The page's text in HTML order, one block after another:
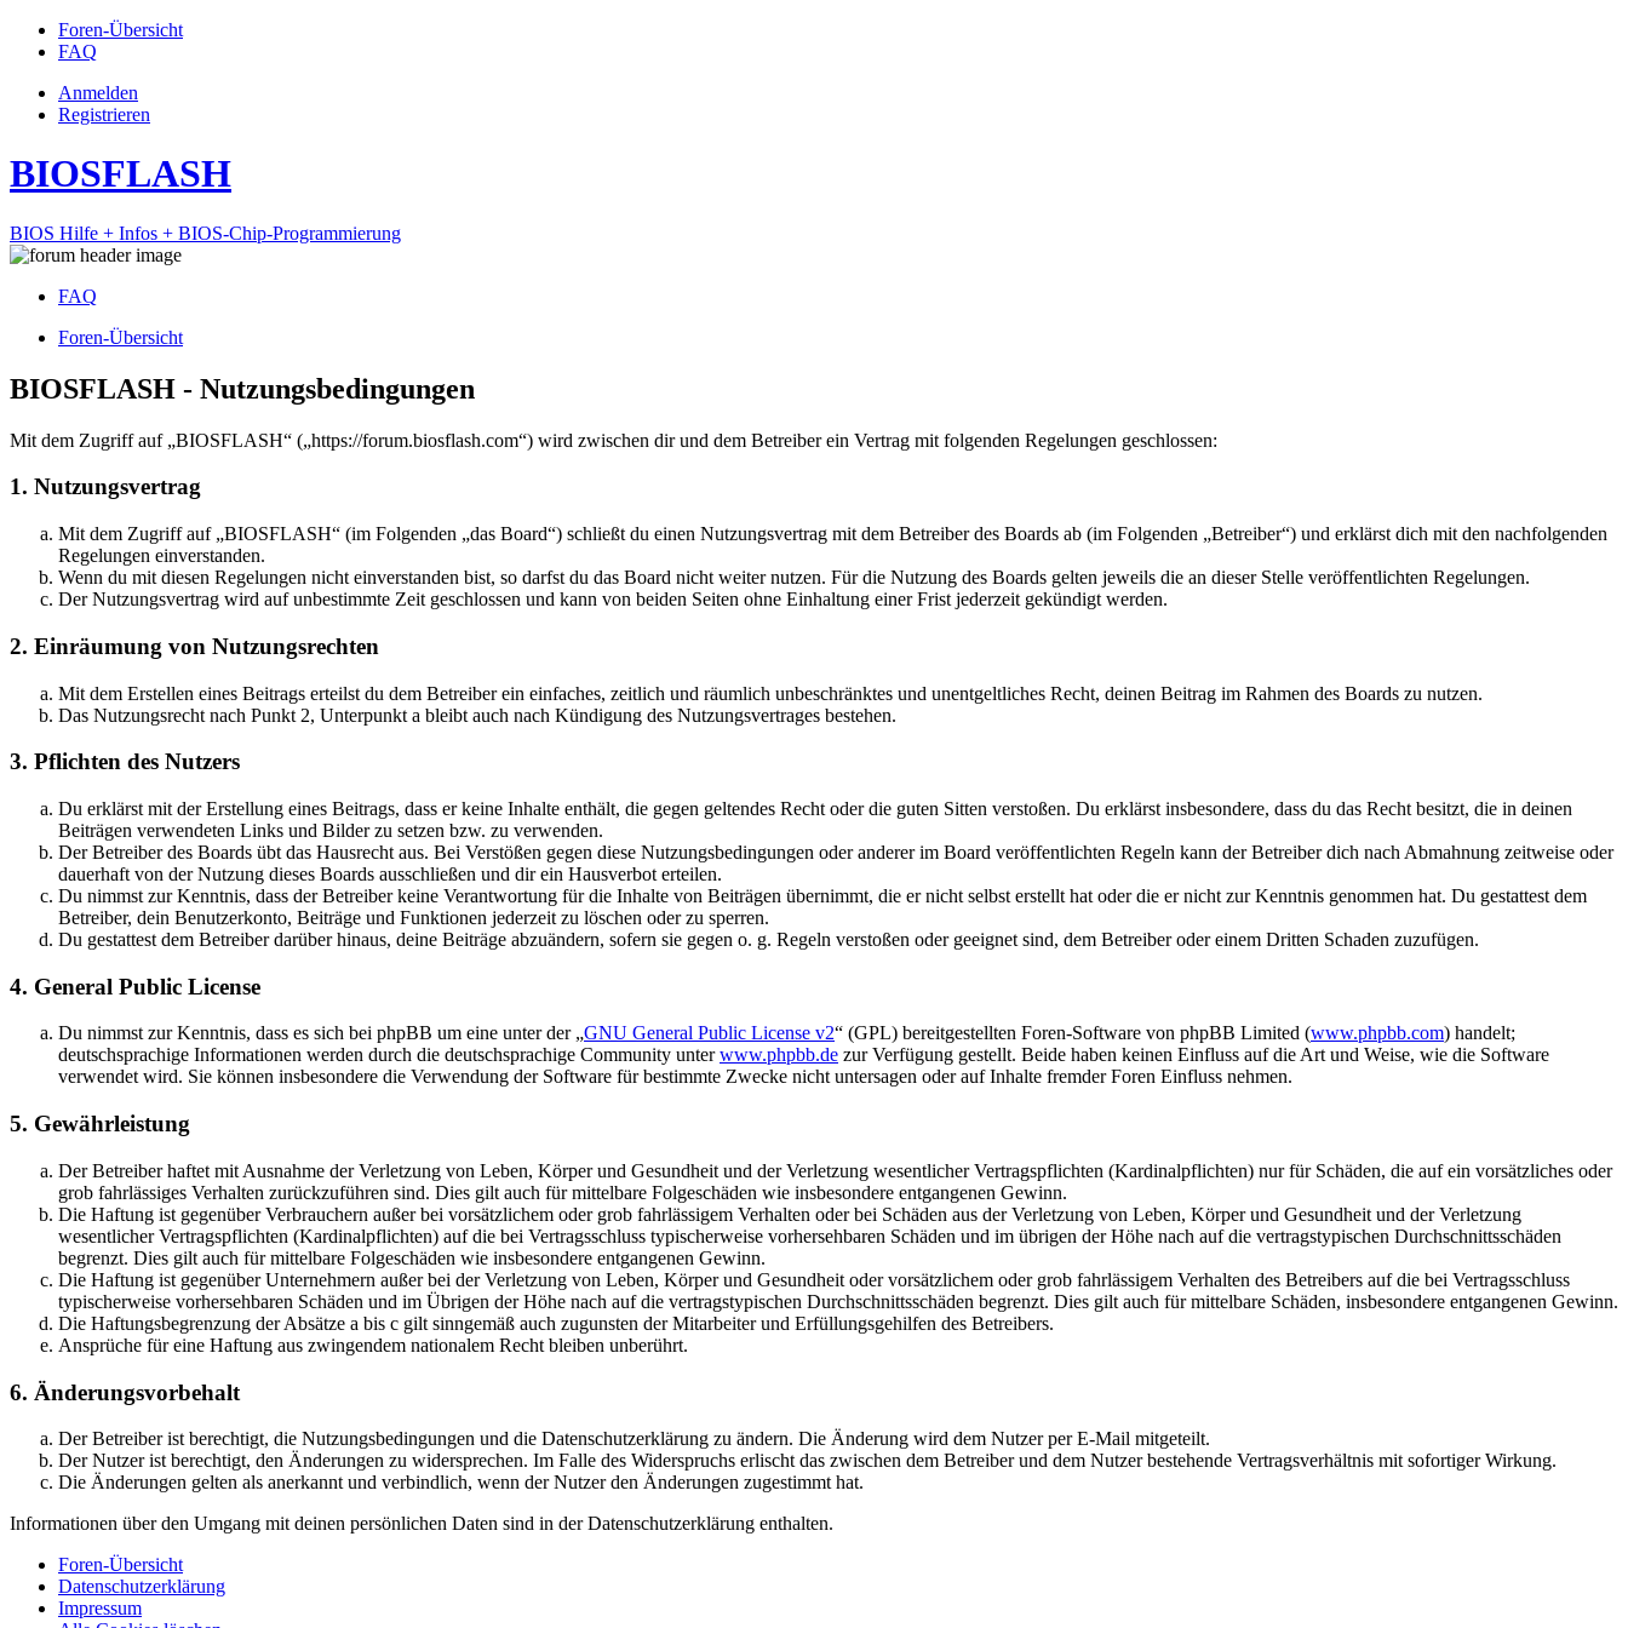
Foren-Übersicht
FAQ
Anmelden
Registrieren
BIOSFLASH
BIOS Hilfe + Infos + BIOS-Chip-Programmierung
FAQ
Foren-Übersicht
BIOSFLASH - Nutzungsbedingungen
Mit dem Zugriff auf „BIOSFLASH“ („https://forum.biosflash.com“) wird zwischen dir und dem Betreiber ein Vertrag mit folgenden Regelungen geschlossen:
1. Nutzungsvertrag
Mit dem Zugriff auf „BIOSFLASH“ (im Folgenden „das Board“) schließt du einen Nutzungsvertrag mit dem Betreiber des Boards ab (im Folgenden „Betreiber“) und erklärst dich mit den nachfolgenden
Regelungen einverstanden.
Wenn du mit diesen Regelungen nicht einverstanden bist, so darfst du das Board nicht weiter nutzen. Für die Nutzung des Boards gelten jeweils die an dieser Stelle veröffentlichten Regelungen.
Der Nutzungsvertrag wird auf unbestimmte Zeit geschlossen und kann von beiden Seiten ohne Einhaltung einer Frist jederzeit gekündigt werden.
2. Einräumung von Nutzungsrechten
Mit dem Erstellen eines Beitrags erteilst du dem Betreiber ein einfaches, zeitlich und räumlich unbeschränktes und unentgeltliches Recht, deinen Beitrag im Rahmen des Boards zu nutzen.
Das Nutzungsrecht nach Punkt 2, Unterpunkt a bleibt auch nach Kündigung des Nutzungsvertrages bestehen.
3. Pflichten des Nutzers
Du erklärst mit der Erstellung eines Beitrags, dass er keine Inhalte enthält, die gegen geltendes Recht oder die guten Sitten verstoßen. Du erklärst insbesondere, dass du das Recht besitzt, die in deinen
Beiträgen verwendeten Links und Bilder zu setzen bzw. zu verwenden.
Der Betreiber des Boards übt das Hausrecht aus. Bei Verstößen gegen diese Nutzungsbedingungen oder anderer im Board veröffentlichten Regeln kann der Betreiber dich nach Abmahnung zeitweise oder
dauerhaft von der Nutzung dieses Boards ausschließen und dir ein Hausverbot erteilen.
Du nimmst zur Kenntnis, dass der Betreiber keine Verantwortung für die Inhalte von Beiträgen übernimmt, die er nicht selbst erstellt hat oder die er nicht zur Kenntnis genommen hat. Du gestattest dem
Betreiber, dein Benutzerkonto, Beiträge und Funktionen jederzeit zu löschen oder zu sperren.
Du gestattest dem Betreiber darüber hinaus, deine Beiträge abzuändern, sofern sie gegen o. g. Regeln verstoßen oder geeignet sind, dem Betreiber oder einem Dritten Schaden zuzufügen.
4. General Public License
Du nimmst zur Kenntnis, dass es sich bei phpBB um eine unter der „GNU General Public License v2“ (GPL) bereitgestellten Foren-Software von phpBB Limited (www.phpbb.com) handelt;
deutschsprachige Informationen werden durch die deutschsprachige Community unterwww.phpbb.de zur Verfügung gestellt. Beide haben keinen Einfluss auf die Art und Weise, wie die Software
verwendet wird. Sie können insbesondere die Verwendung der Software für bestimmte Zwecke nicht untersagen oder auf Inhalte fremder Foren Einfluss nehmen.
5. Gewährleistung
Der Betreiber haftet mit Ausnahme der Verletzung von Leben, Körper und Gesundheit und der Verletzung wesentlicher Vertragspflichten (Kardinalpflichten) nur für Schäden, die auf ein vorsätzliches oder
grob fahrlässiges Verhalten zurückzuführen sind. Dies gilt auch für mittelbare Folgeschäden wie insbesondere entgangenen Gewinn.
Die Haftung ist gegenüber Verbrauchern außer bei vorsätzlichem oder grob fahrlässigem Verhalten oder bei Schäden aus der Verletzung von Leben, Körper und Gesundheit und der Verletzung
wesentlicher Vertragspflichten (Kardinalpflichten) auf die bei Vertragsschluss typischerweise vorhersehbaren Schäden und im übrigen der Höhe nach auf die vertragstypischen Durchschnittsschäden
begrenzt. Dies gilt auch für mittelbare Folgeschäden wie insbesondere entgangenen Gewinn.
Die Haftung ist gegenüber Unternehmern außer bei der Verletzung von Leben, Körper und Gesundheit oder vorsätzlichem oder grob fahrlässigem Verhalten des Betreibers auf die bei Vertragsschluss
typischerweise vorhersehbaren Schäden und im Übrigen der Höhe nach auf die vertragstypischen Durchschnittsschäden begrenzt. Dies gilt auch für mittelbare Schäden, insbesondere entgangenen Gewinn.
Die Haftungsbegrenzung der Absätze a bis c gilt sinngemäß auch zugunsten der Mitarbeiter und Erfüllungsgehilfen des Betreibers.
Ansprüche für eine Haftung aus zwingendem nationalem Recht bleiben unberührt.
6. Änderungsvorbehalt
Der Betreiber ist berechtigt, die Nutzungsbedingungen und die Datenschutzerklärung zu ändern. Die Änderung wird dem Nutzer per E-Mail mitgeteilt.
Der Nutzer ist berechtigt, den Änderungen zu widersprechen. Im Falle des Widerspruchs erlischt das zwischen dem Betreiber und dem Nutzer bestehende Vertragsverhältnis mit sofortiger Wirkung.
Die Änderungen gelten als anerkannt und verbindlich, wenn der Nutzer den Änderungen zugestimmt hat.
Informationen über den Umgang mit deinen persönlichen Daten sind in der Datenschutzerklärung enthalten.
Foren-Übersicht
Datenschutzerklärung
Impressum